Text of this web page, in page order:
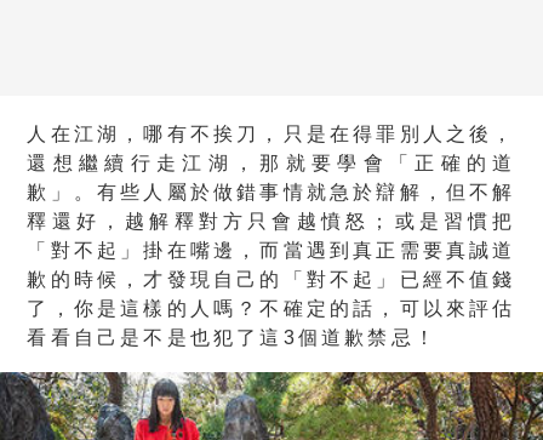
人在江湖，哪有不挨刀，只是在得罪別人之後，
還想繼續行走江湖，那就要學會「正確的道
歉」。有些人屬於做錯事情就急於辯解，但不解
釋還好，越解釋對方只會越憤怒；或是習慣把
「對不起」掛在嘴邊，而當遇到真正需要真誠道
歉的時候，才發現自己的「對不起」已經不值錢
了，你是這樣的人嗎？不確定的話，可以來評估
看看自己是不是也犯了這3個道歉禁忌！